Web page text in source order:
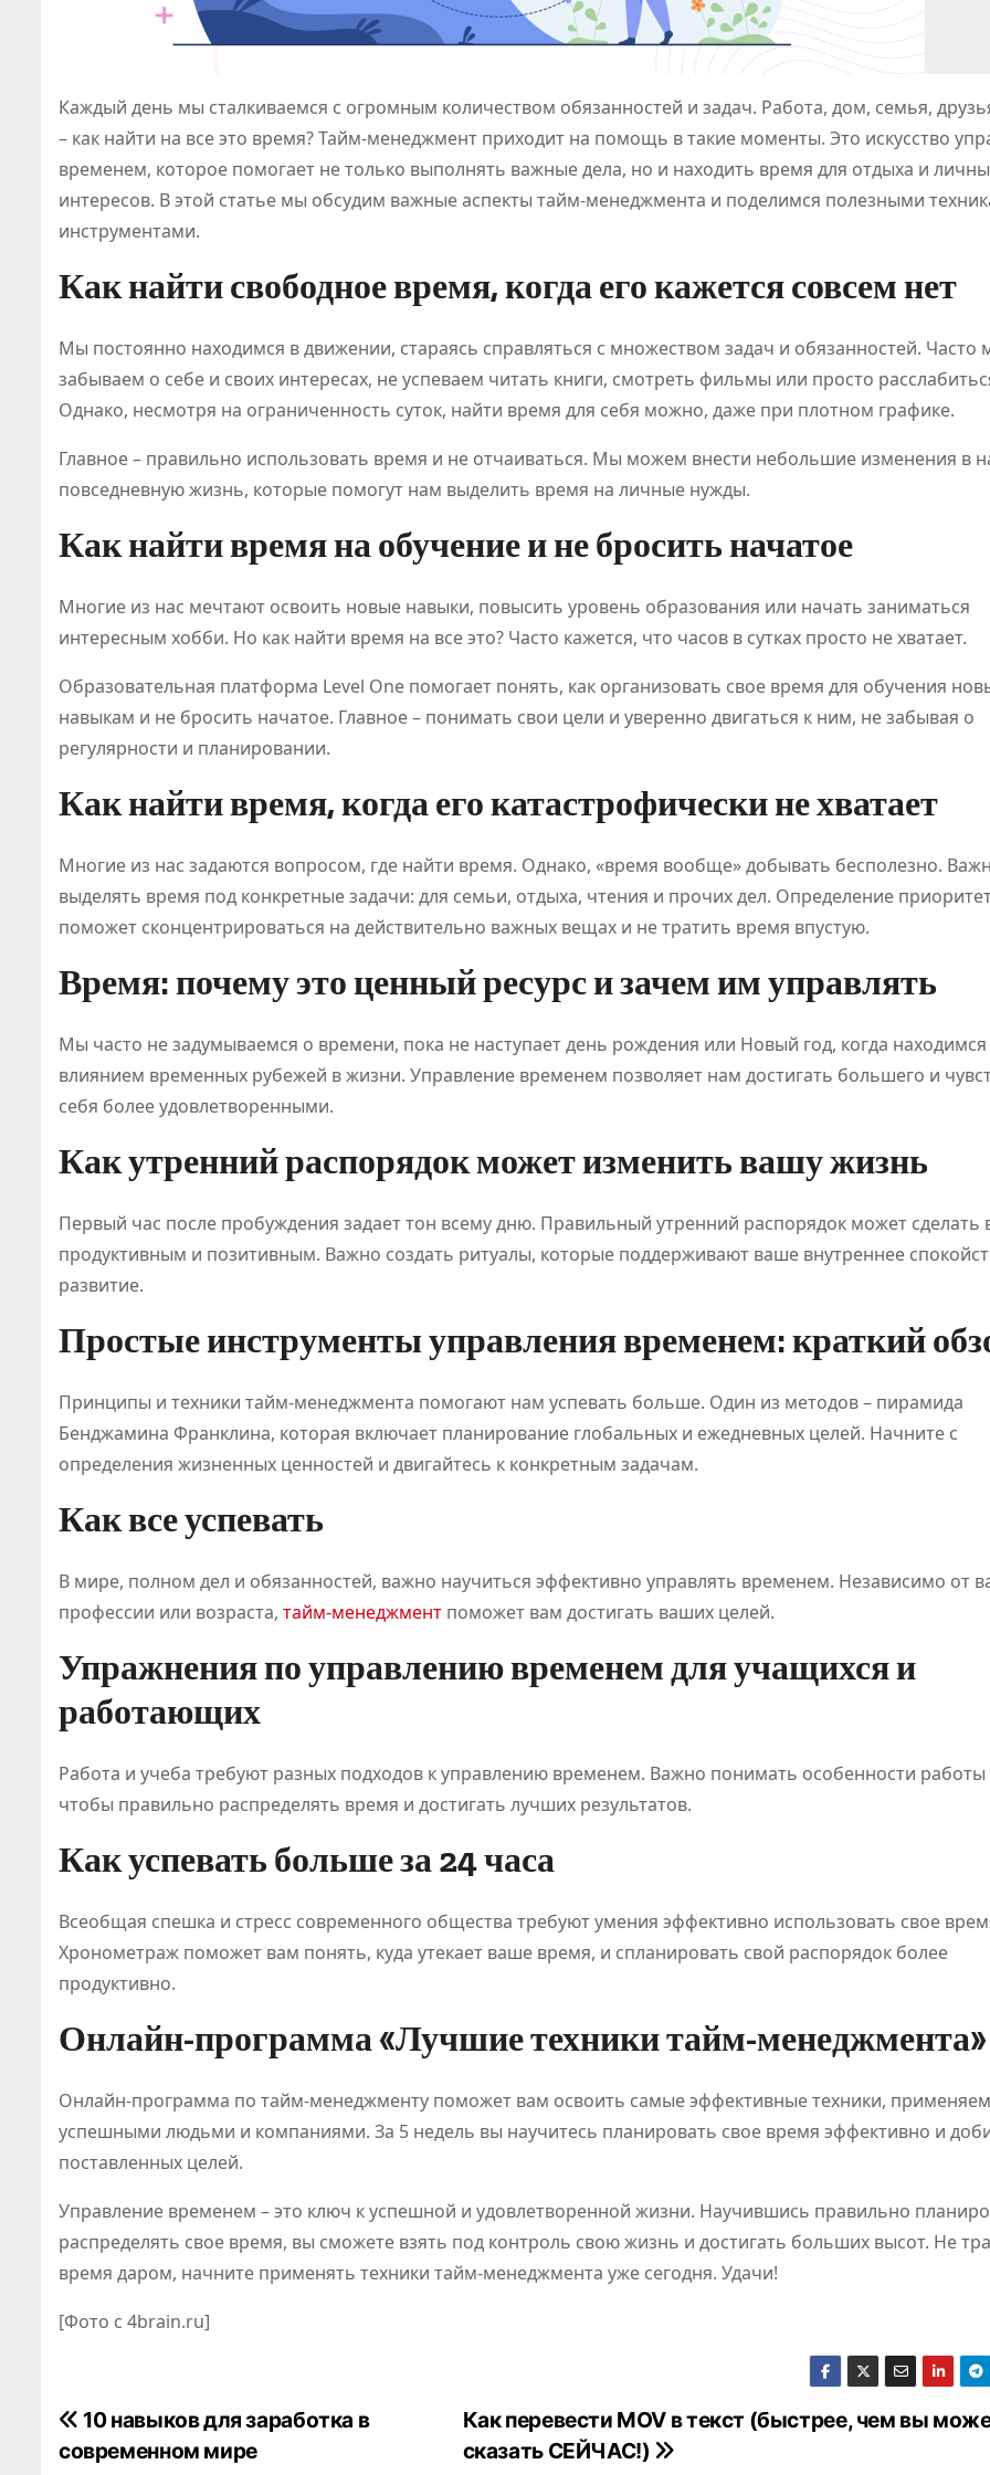
Каждый день мы сталкиваемся с огромным количеством обязанностей и задач. Работа, дом, семья,
– как найти на все это время? Тайм-менеджмент приходит на помощь в такие моменты. Это искусство
временем, которое помогает не только выполнять важные дела, но и находить время для отдыха и
интересов. В этой статье мы обсудим важные аспекты тайм-менеджмента и поделимся полезными
инструментами.
Как найти свободное время, когда его кажется совсем нет
Мы постоянно находимся в движении, стараясь справляться с множеством задач и обязанностей. Часто
забываем о себе и своих интересах, не успеваем читать книги, смотреть фильмы или просто
Однако, несмотря на ограниченность суток, найти время для себя можно, даже при плотном графике.
Главное – правильно использовать время и не отчаиваться. Мы можем внести небольшие изменения в
повседневную жизнь, которые помогут нам выделить время на личные нужды.
Как найти время на обучение и не бросить начатое
Многие из нас мечтают освоить новые навыки, повысить уровень образования или начать заниматься
интересным хобби. Но как найти время на все это? Часто кажется, что часов в сутках просто не хватает.
Образовательная платформа Level One помогает понять, как организовать свое время для обучения
навыкам и не бросить начатое. Главное – понимать свои цели и уверенно двигаться к ним, не забывая о
регулярности и планировании.
Как найти время, когда его катастрофически не хватает
Многие из нас задаются вопросом, где найти время. Однако, «время вообще» добывать бесполезно.
выделять время под конкретные задачи: для семьи, отдыха, чтения и прочих дел. Определение
поможет сконцентрироваться на действительно важных вещах и не тратить время впустую.
Время: почему это ценный ресурс и зачем им управлять
Мы часто не задумываемся о времени, пока не наступает день рождения или Новый год, когда
влиянием временных рубежей в жизни. Управление временем позволяет нам достигать большего и
себя более удовлетворенными.
Как утренний распорядок может изменить вашу жизнь
Первый час после пробуждения задает тон всему дню. Правильный утренний распорядок может сделать
продуктивным и позитивным. Важно создать ритуалы, которые поддерживают ваше внутреннее
развитие.
Простые инструменты управления временем: краткий
Принципы и техники тайм-менеджмента помогают нам успевать больше. Один из методов – пирамида
Бенджамина Франклина, которая включает планирование глобальных и ежедневных целей. Начните с
определения жизненных ценностей и двигайтесь к конкретным задачам.
Как все успевать
В мире, полном дел и обязанностей, важно научиться эффективно управлять временем. Независимо от
профессии или возраста, тайм-менеджмент поможет вам достигать ваших целей.
Упражнения по управлению временем для учащихся и
работающих
Работа и учеба требуют разных подходов к управлению временем. Важно понимать особенности
чтобы правильно распределять время и достигать лучших результатов.
Как успевать больше за 24 часа
Всеобщая спешка и стресс современного общества требуют умения эффективно использовать свое
Хронометраж поможет вам понять, куда утекает ваше время, и спланировать свой распорядок более
продуктивно.
Онлайн-программа «Лучшие техники тайм-менеджмента»
Онлайн-программа по тайм-менеджменту поможет вам освоить самые эффективные техники,
успешными людьми и компаниями. За 5 недель вы научитесь планировать свое время эффективно и
поставленных целей.
Управление временем – это ключ к успешной и удовлетворенной жизни. Научившись правильно
распределять свое время, вы сможете взять под контроль свою жизнь и достигать больших высот. Не
время даром, начните применять техники тайм-менеджмента уже сегодня. Удачи!
[Фото с 4brain.ru]
Н
Как перевести MOV в текст (быстрее, чем вы
сказать СЕЙЧАС!)
10 навыков для заработка в
современном мире
ПОЛЕЗНОЕ
Классификац
ия онлайн-
становится
основой
нового
регулировани
Абдуалиев
ПОЛЕЗНОЕ
Обзор
платформы
цифровых
развлечений
и спортивных
событий
Жанатхан
Июл 24,
Кайрат